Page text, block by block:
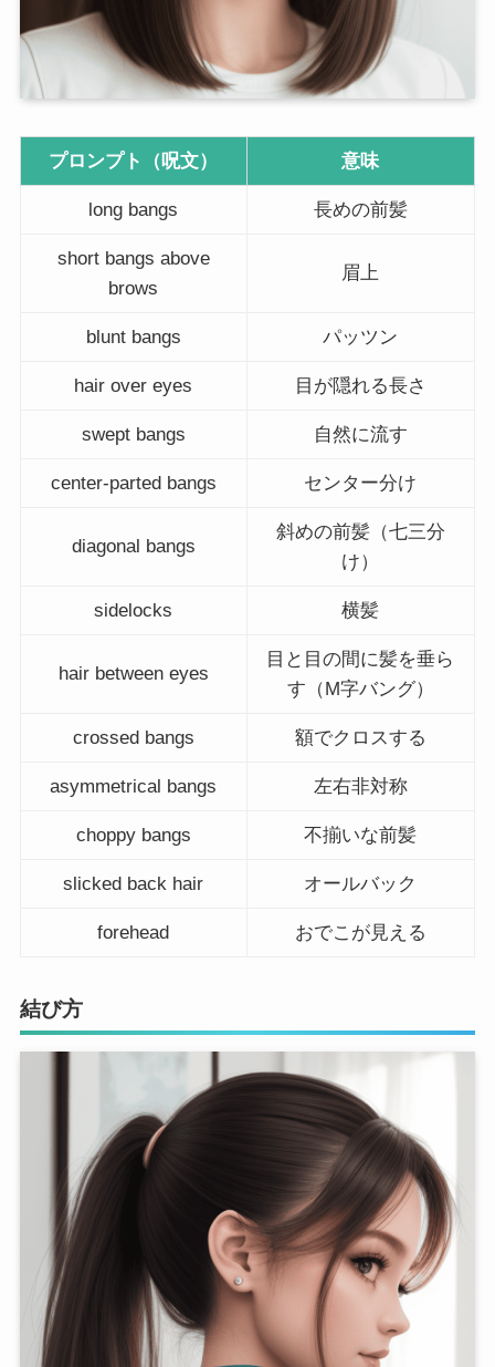
プロンプト（呪文） 意味
long bangs 長めの前髪
short bangs above
brows
眉上
blunt bangs パッツン
hair over eyes 目が隠れる長さ
swept bangs 自然に流す
center-parted bangs センター分け
diagonal bangs
斜めの前髪（七三分
け）
sidelocks 横髪
hair between eyes
目と目の間に髪を垂ら
す（M字バング）
crossed bangs 額でクロスする
asymmetrical bangs 左右非対称
choppy bangs 不揃いな前髪
slicked back hair オールバック
forehead おでこが見える
結び方